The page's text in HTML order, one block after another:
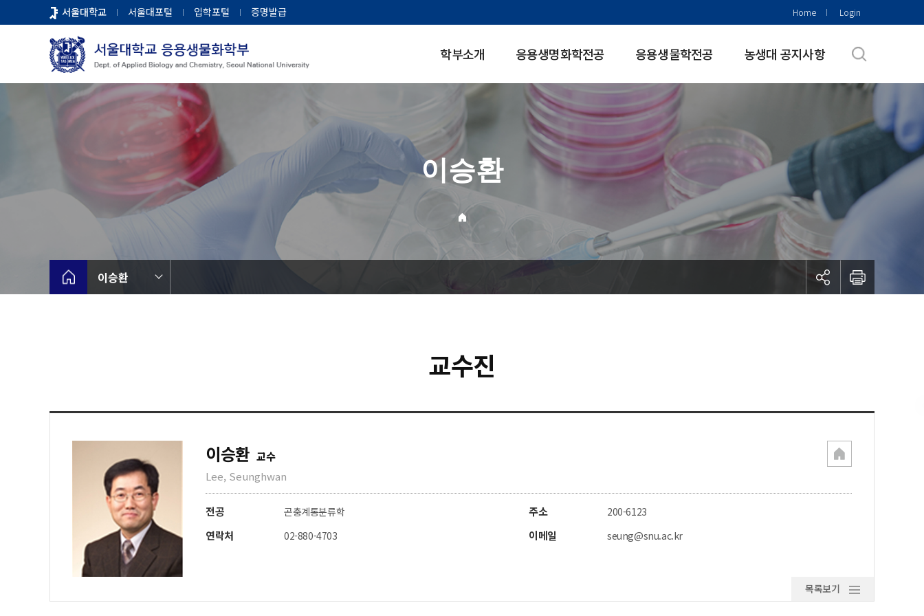
로
서울대학교 서울대포털 입학포털 증명발급 Home Login
학부소개 응용생명화학전공 응용생물학전공 농생대 공지사항
이승환
이승환
교수진
이승환 교수
Lee, Seunghwan
전공 곤충계통분류학 주소 200-6123
연락처 02-880-4703 이메일 seung@snu.ac.kr
목록보기